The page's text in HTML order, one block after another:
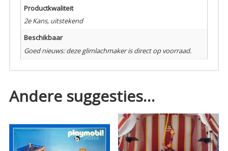
Productkwaliteit
2e Kans, uitstekend
Beschikbaar
Goed nieuws: deze glimlachmaker is direct op voorraad.
Andere suggesties…